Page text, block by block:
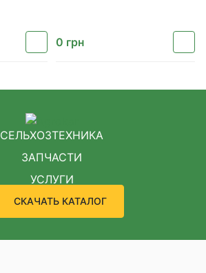
0 грн
СЕЛЬХОЗТЕХНИКА
ЗАПЧАСТИ
УСЛУГИ
СКАЧАТЬ КАТАЛОГ